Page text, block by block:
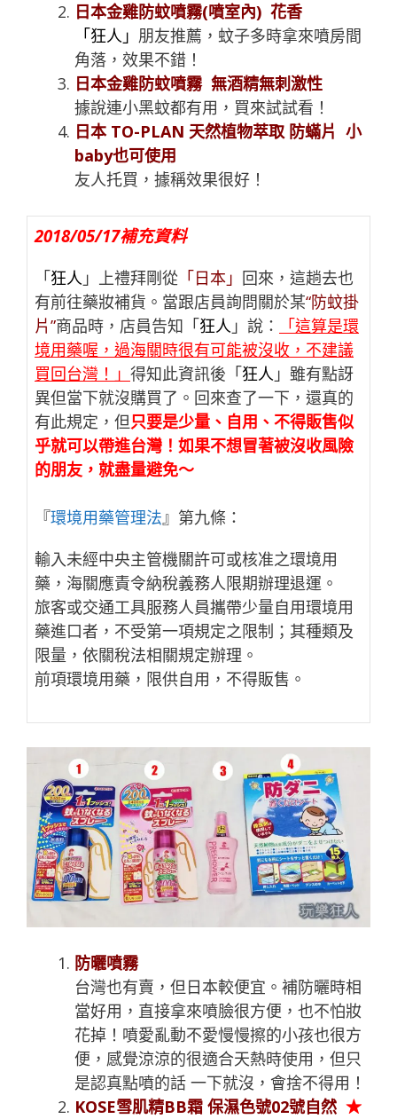
日本金雞防蚊噴霧(噴室內) 花香
「狂人 」 朋友推薦，蚊子多時拿來噴房間
角落，效果不錯！
日本金雞防蚊噴霧 無酒精無刺激性
據說連小黑蚊都有用，買來試試看！
日本 TO-PLAN 天然植物萃取 防蟎片 小
baby也可使用
友人托買，據稱效果很好！
2018/05/17補充資料
「狂人 」上禮拜剛從 「日本」 回來，這趟去也
有前往藥妝補貨。當跟店員詢問關於某“防蚊掛
片”商品時，店員告知「狂人 」說：
「這算是環
境用藥喔，過海關時很有可能被沒收，不建議
買回台灣！」 得知此資訊後「狂人 」雖有點訝
異但當下就沒購買了。回來查了一下，還真的
有此規定，但只要是少量、自用、不得販售似
乎就可以帶進台灣！如果不想冒著被沒收風險
的朋友，就盡量避免～
『環境用藥管理法』第九條：
輸入未經中央主管機關許可或核准之環境用
藥，海關應責令納稅義務人限期辦理退運。
旅客或交通工具服務人員攜帶少量自用環境用
藥進口者，不受第一項規定之限制；其種類及
限量，依關稅法相關規定辦理。
前項環境用藥，限供自用，不得販售。
防曬噴霧
台灣也有賣，但日本較便宜。補防曬時相
當好用，直接拿來噴臉很方便，也不怕妝
花掉！噴愛亂動不愛慢慢擦的小孩也很方
便，感覺涼涼的很適合天熱時使用，但只
是認真點噴的話 一下就沒，會捨不得用！
KOSE雪肌精BB霜 保濕色號02號自然 ★